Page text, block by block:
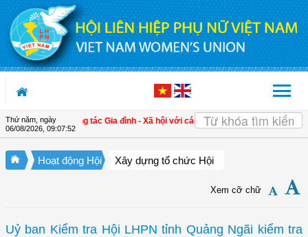
Truy cập nội dung luôn
Thứ năm, ngày
06/08/2026, 09:07:52
hướng về công tác Gia đình - Xã hội với các cấp Hội | Đề án 01 tạo chuyển
Hoạt động Hội Xây dựng tổ chức Hội
Xem cỡ chữ
Uỷ ban Kiểm tra Hội LHPN tỉnh Quảng Ngãi kiểm tra